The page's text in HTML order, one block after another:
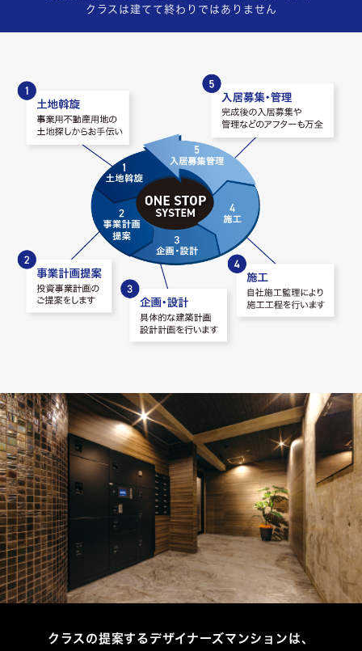
クラスは建てて終わりではありません
クラスの提案するデザイナーズマンションは、